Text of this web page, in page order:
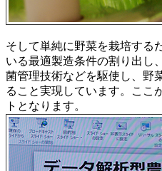
そして単純に野菜を栽培する
いる最適製造条件の割り出し
菌管理技術などを駆使し、野
ること実現しています。ここ
トとなります。